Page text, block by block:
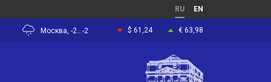
RU EN
$ 61,24 € 63,98
Москва, -2...-2